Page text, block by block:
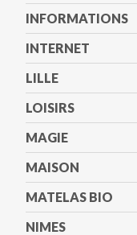
INFORMATIONS
INTERNET
LILLE
LOISIRS
MAGIE
MAISON
MATELAS BIO
NIMES